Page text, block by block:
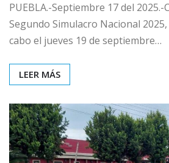
PUEBLA.-Septiembre 17 del
Segundo Simulacro Nacional
cabo el jueves 19 de septiembre…
LEER MÁS